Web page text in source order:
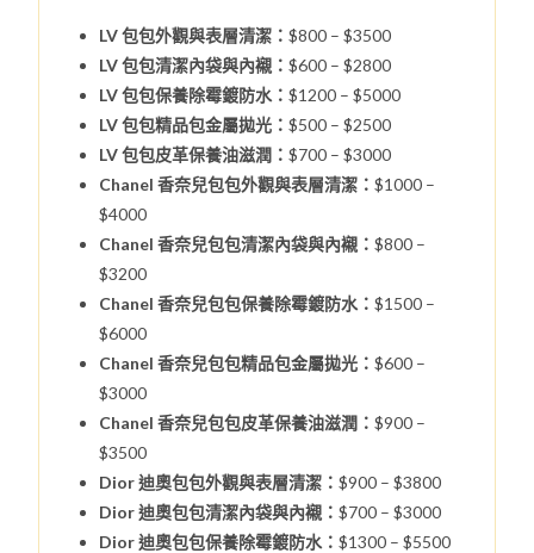
LV 包包外觀與表層清潔：$800 – $3500
LV 包包清潔內袋與內襯：$600 – $2800
LV 包包保養除霉鍍防水：$1200 – $5000
LV 包包精品包金屬拋光：$500 – $2500
LV 包包皮革保養油滋潤：$700 – $3000
Chanel 香奈兒包包外觀與表層清潔：$1000 –
$4000
Chanel 香奈兒包包清潔內袋與內襯：$800 –
$3200
Chanel 香奈兒包包保養除霉鍍防水：$1500 –
$6000
Chanel 香奈兒包包精品包金屬拋光：$600 –
$3000
Chanel 香奈兒包包皮革保養油滋潤：$900 –
$3500
Dior 迪奧包包外觀與表層清潔：$900 – $3800
Dior 迪奧包包清潔內袋與內襯：$700 – $3000
Dior 迪奧包包保養除霉鍍防水：$1300 – $5500